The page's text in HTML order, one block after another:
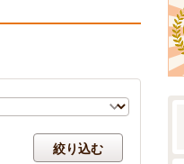
絞り込む